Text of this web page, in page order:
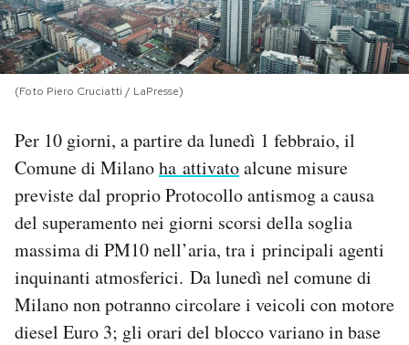
I MIEI PREFERITI
CALENDARIO
AREA PERSONALE
Area Personale
Newsletter
Notifiche mobile
(Foto Piero Cruciatti / LaPresse)
Per 10 giorni, a partire da lunedì 1 febbraio, il
Comune di Milanoha attivatoalcune misure
previste dal proprio Protocollo antismog a causa
del superamento nei giorni scorsi della soglia
massima di PM10 nell’aria, tra i principali agenti
inquinanti atmosferici. Da lunedì nel comune di
Milano non potranno circolare i veicoli con motore
diesel Euro 3; gli orari del blocco variano in base